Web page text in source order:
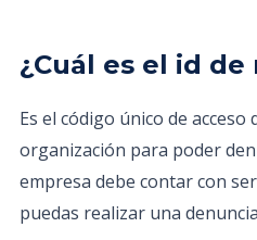
¿Cuál es el id de
Es el código único de
organización para poder
empresa debe contar con
puedas realizar una